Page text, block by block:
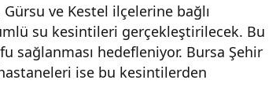
Gürsu ve Kestel ilçelerine bağlı
su kesintileri gerçekleştirilecek. Bu
sağlanması hedefleniyor. Bursa Şehir
ise bu kesintilerden